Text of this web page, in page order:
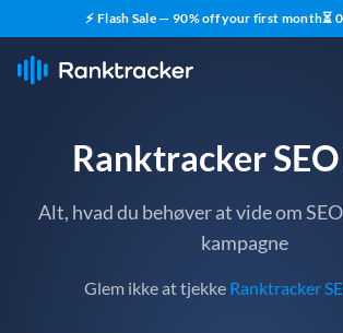
⚡ Flash Sale — 90% off your first month⏳
Ranktracker
Alt, hvad du behøver at vide om
kampagne
Glem ikke at tjekke Ranktracker